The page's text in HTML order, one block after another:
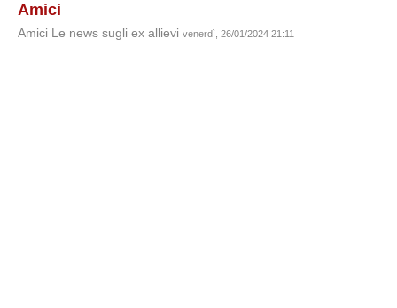
Amici
Amici Le news sugli ex allievi venerdì, 26/01/2024 21:11